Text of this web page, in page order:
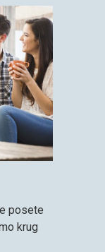
posete
krug